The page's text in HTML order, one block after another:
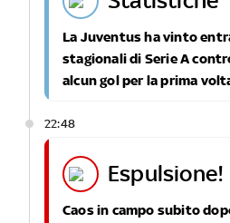
La Juventus ha vinto
stagionali di Serie A
alcun gol per la prima
22:48
espulsione!
Caos in campo subito